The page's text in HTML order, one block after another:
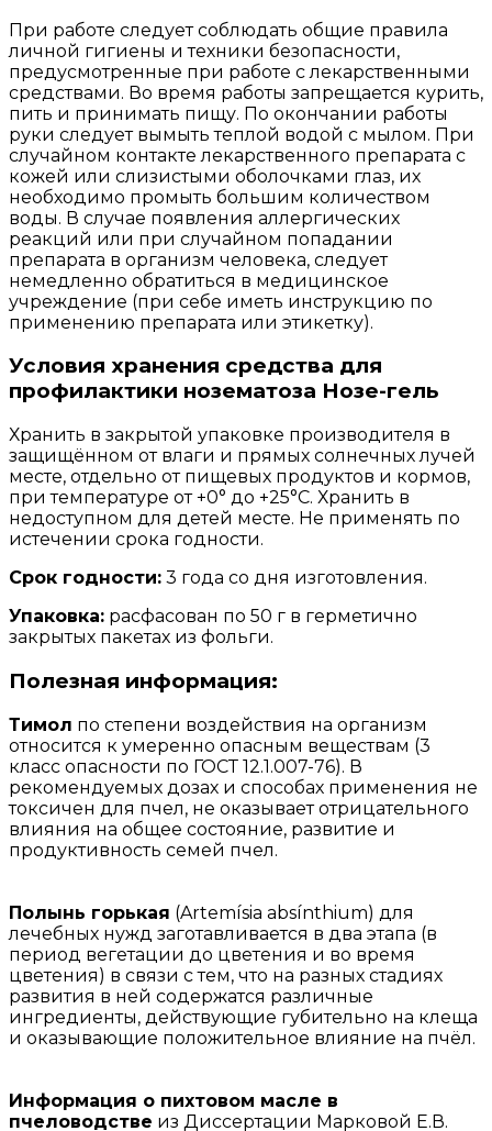
При работе следует соблюдать общие правила
личной гигиены и техники безопасности,
предусмотренные при работе с лекарственными
средствами. Во время работы запрещается курить,
пить и принимать пищу. По окончании работы
руки следует вымыть теплой водой с мылом. При
случайном контакте лекарственного препарата с
кожей или слизистыми оболочками глаз, их
необходимо промыть большим количеством
воды. В случае появления аллергических
реакций или при случайном попадании
препарата в организм человека, следует
немедленно обратиться в медицинское
учреждение (при себе иметь инструкцию по
применению препарата или этикетку).
Условия хранения средства для
профилактики нозематоза Нозе-гель
Хранить в закрытой упаковке производителя в
защищённом от влаги и прямых солнечных лучей
месте, отдельно от пищевых продуктов и кормов,
при температуре от +0° до +25°С. Хранить в
недоступном для детей месте. Не применять по
истечении срока годности.
Срок годности: 3 года со дня изготовления.
Упаковка: расфасован по 50 г в герметично
закрытых пакетах из фольги.
Полезная информация:
Тимол по степени воздействия на организм
относится к умеренно опасным веществам (3
класс опасности по ГОСТ 12.1.007-76). В
рекомендуемых дозах и способах применения не
токсичен для пчел, не оказывает отрицательного
влияния на общее состояние, развитие и
продуктивность семей пчел.
Полынь горькая (Artemísia absínthium) для
лечебных нужд заготавливается в два этапа (в
период вегетации до цветения и во время
цветения) в связи с тем, что на разных стадиях
развития в ней содержатся различные
ингредиенты, действующие губительно на клеща
и оказывающие положительное влияние на пчёл.
Информация о пихтовом масле в
пчеловодстве из Диссертации Марковой Е.В.